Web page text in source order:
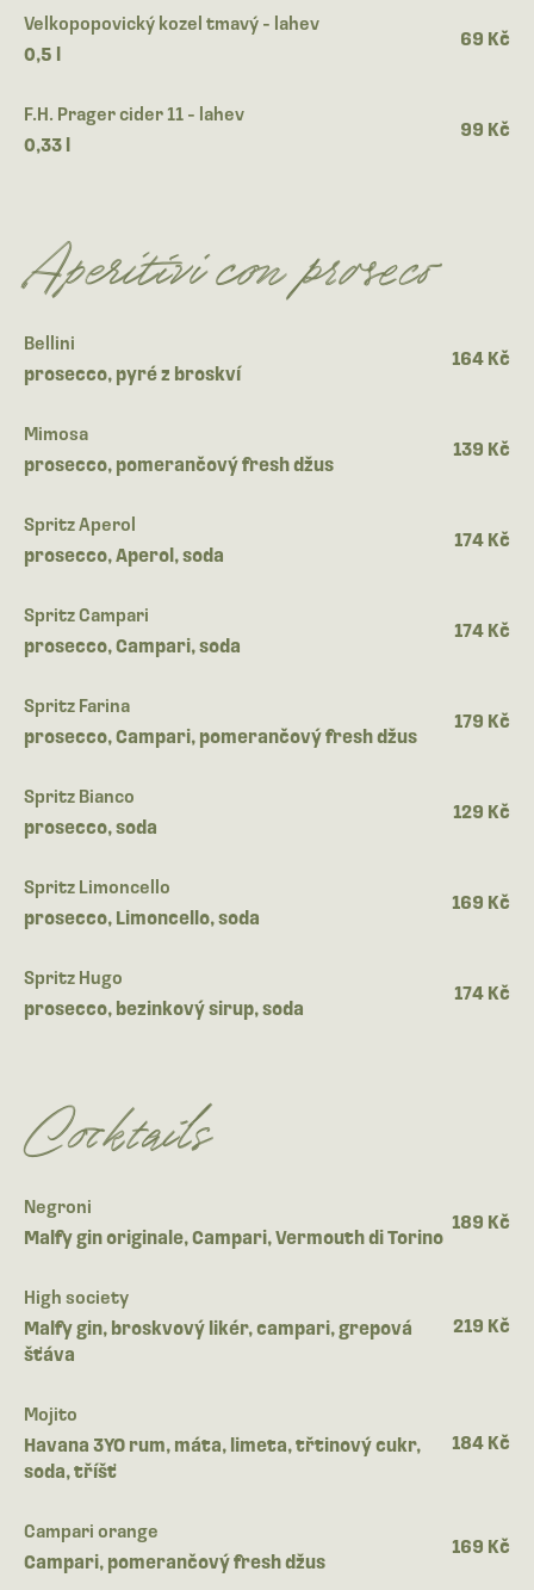
Velkopopovický kozel tmavý - lahev
0,5 l
69 Kč
F.H. Prager cider 11 - lahev
0,33 l
99 Kč
Aperitivi con proseco
Bellini
prosecco, pyré z broskví
164 Kč
Mimosa
prosecco, pomerančový fresh džus
139 Kč
Spritz Aperol
prosecco, Aperol, soda
174 Kč
Spritz Campari
prosecco, Campari, soda
174 Kč
Spritz Farina
prosecco, Campari, pomerančový fresh džus
179 Kč
Spritz Bianco
prosecco, soda
129 Kč
Spritz Limoncello
prosecco, Limoncello, soda
169 Kč
Spritz Hugo
prosecco, bezinkový sirup, soda
174 Kč
Cocktails
Negroni
Malfy gin originale, Campari, Vermouth di Torino
189 Kč
High society
Malfy gin, broskvový likér, campari, grepová
šťáva
219 Kč
Mojito
Havana 3YO rum, máta, limeta, třtinový cukr,
soda, tříšť
184 Kč
Campari orange
Campari, pomerančový fresh džus
169 Kč